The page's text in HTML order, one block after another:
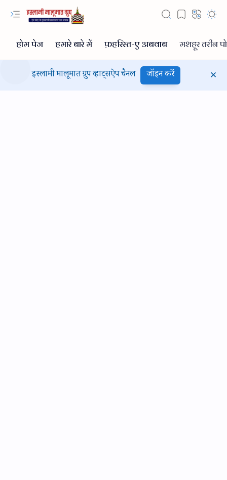
इस्लामी मालूमात ग्रुप व्हाट्सऐप चैनल जॉइन करें